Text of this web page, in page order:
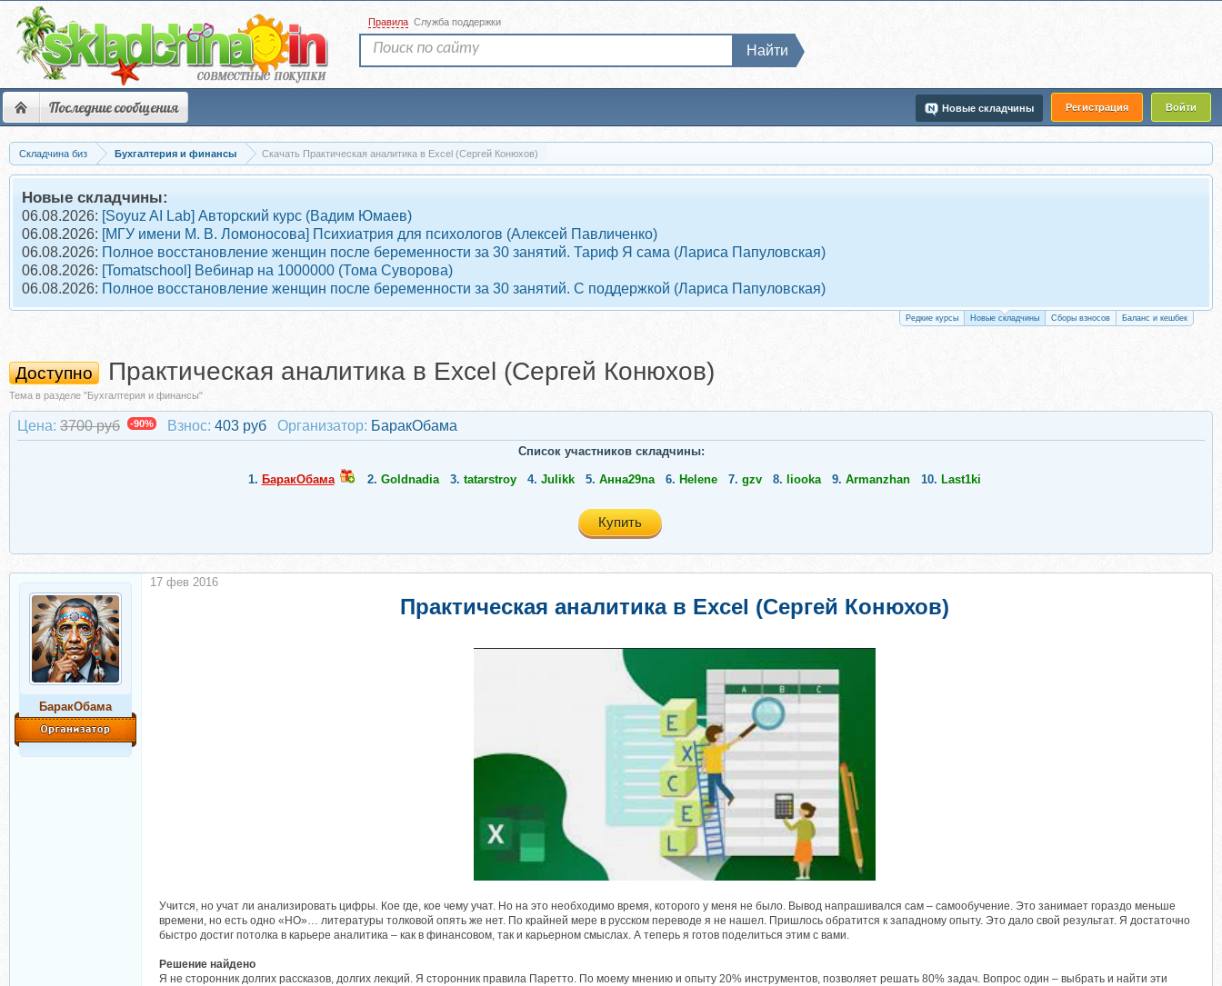
Последние сообщения Регистрация Войти
Новые складчины
Правила Служба поддержки
Найти
Складчина биз Бухгалтерия и финансы Скачать Практическая аналитика в Excel (Сергей Конюхов)
Новые складчины:
06.08.2026: [Soyuz AI Lab] Авторский курс (Вадим Юмаев)
06.08.2026: [МГУ имени М. В. Ломоносова] Психиатрия для психологов (Алексей Павличенко)
06.08.2026: Полное восстановление женщин после беременности за 30 занятий. Тариф Я сама (Лариса Папуловская)
06.08.2026: [Tomatschool] Вебинар на 1000000 (Тома Суворова)
06.08.2026: Полное восстановление женщин после беременности за 30 занятий. С поддержкой (Лариса Папуловская)
Редкие курсы Новые складчины Сборы взносов Баланс и кешбек
Доступно Практическая аналитика в Excel (Сергей Конюхов)
Тема в разделе "Бухгалтерия и финансы"
Цена: 3700 руб -90% Взнос: 403 руб Организатор: БаракОбама
Список участников складчины:
1. БаракОбама 2. Goldnadia 3. tatarstroy 4. Julikk 5. Анна29na 6. Helene 7. gzv 8. liooka 9. Armanzhan 10. Last1ki
Купить
БаракОбама
Практическая аналитика в Excel (Сергей Конюхов)
Учится, но учат ли анализировать цифры. Кое где, кое чему учат. Но на это необходимо время, которого у меня не было. Вывод напрашивался сам – самообучение. Это занимает гораздо меньше
времени, но есть одно «НО»… литературы толковой опять же нет. По крайней мере в русском переводе я не нашел. Пришлось обратится к западному опыту. Это дало свой результат. Я достаточно
быстро достиг потолка в карьере аналитика – как в финансовом, так и карьерном смыслах. А теперь я готов поделиться этим с вами.
Решение найдено
Я не сторонник долгих рассказов, долгих лекций. Я сторонник правила Паретто. По моему мнению и опыту 20% инструментов, позволяет решать 80% задач. Вопрос один – выбрать и найти эти
17 фев 2016